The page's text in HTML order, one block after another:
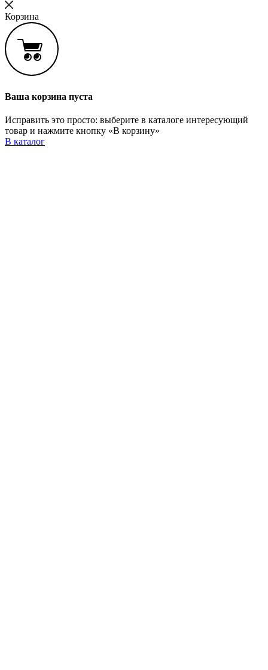
Корзина
Ваша корзина пуста
Исправить это просто: выберите в каталоге интересующий
товар и нажмите кнопку «В корзину»
В каталог